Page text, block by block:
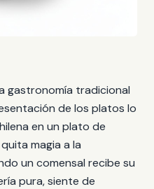
gastronomía tradicional
de los platos lo
en un plato de
magia a la
un comensal recibe su
pura, siente de